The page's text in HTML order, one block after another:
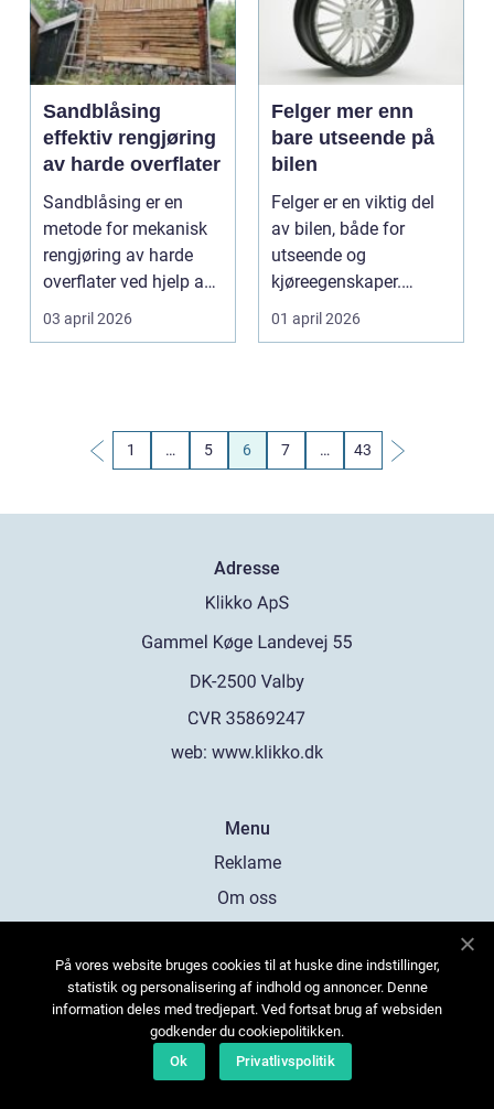
Sandblåsing
effektiv rengjøring
av harde overflater
Sandblåsing er en
metode for mekanisk
rengjøring av harde
overflater ved hjelp av
trykkluft og et bl...
03 april 2026
Felger mer enn
bare utseende på
bilen
Felger er en viktig del
av bilen, både for
utseende og
kjøreegenskaper.
Mange forbinder nye
felger m...
01 april 2026
1 … 5 6 7 … 43
Adresse
web: www.klikko.dk
Menu
Reklame
Om oss
Kontakt Oss
Sitemap
På vores website bruges cookies til at huske dine indstillinger,
statistik og personalisering af indhold og annoncer. Denne
information deles med tredjepart. Ved fortsat brug af websiden
godkender du cookiepolitikken.
Ok
Privatlivspolitik